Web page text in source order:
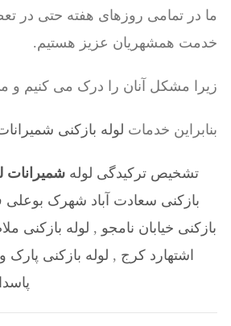
ما در تمامی روزهای هفته حتی در
خدمت همشهریان عزیز هستیم.
زیرا مشکل آنان را درک می کنیم و
بنابراین خدمات لوله بازکنی
تشخیص ترکیدگی لولهشمیرانات
بازکنی سعادت آباد شهرک بوعلی فاز 4
بازکنی خیابان نامجو , لوله بازکنی
اشتهارد کرج , لوله بازکنی پارک